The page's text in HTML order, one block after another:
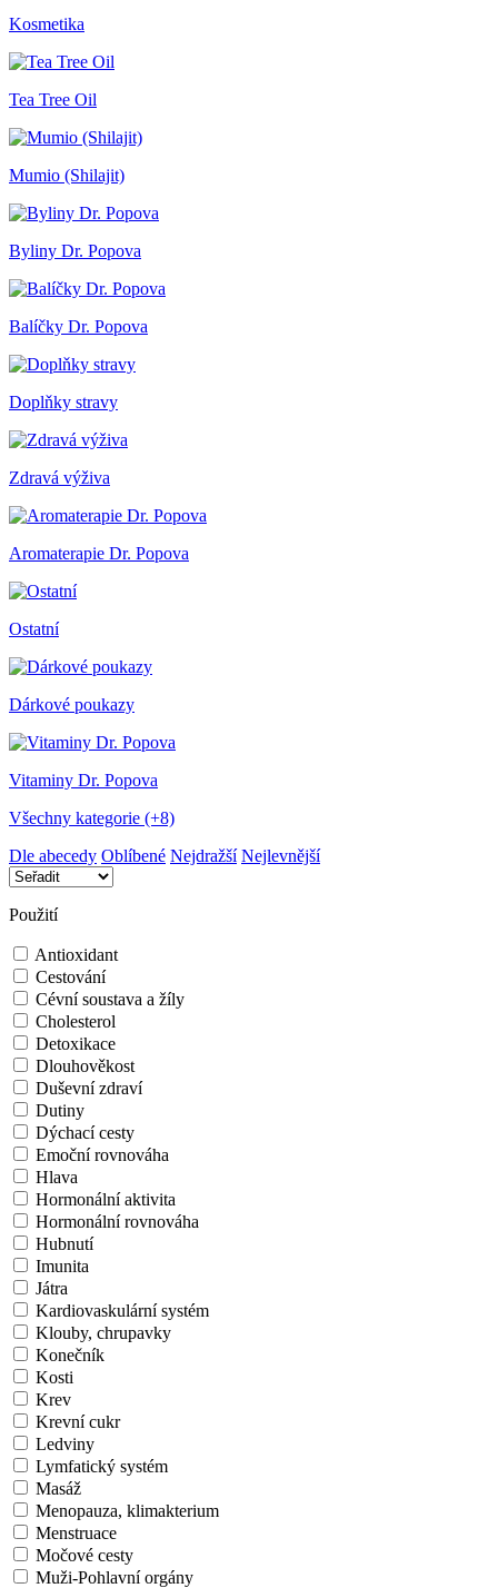
Kosmetika
Tea Tree Oil
Mumio (Shilajit)
Byliny Dr. Popova
Balíčky Dr. Popova
Doplňky stravy
Zdravá výživa
Aromaterapie Dr. Popova
Ostatní
Dárkové poukazy
Vitaminy Dr. Popova
Všechny kategorie (+8)
Dle abecedy Oblíbené Nejdražší Nejlevnější
Použití
Antioxidant
Cestování
Cévní soustava a žíly
Cholesterol
Detoxikace
Dlouhověkost
Duševní zdraví
Dutiny
Dýchací cesty
Emoční rovnováha
Hlava
Hormonální aktivita
Hormonální rovnováha
Hubnutí
Imunita
Játra
Kardiovaskulární systém
Klouby, chrupavky
Konečník
Kosti
Krev
Krevní cukr
Ledviny
Lymfatický systém
Masáž
Menopauza, klimakterium
Menstruace
Močové cesty
Muži-Pohlavní orgány